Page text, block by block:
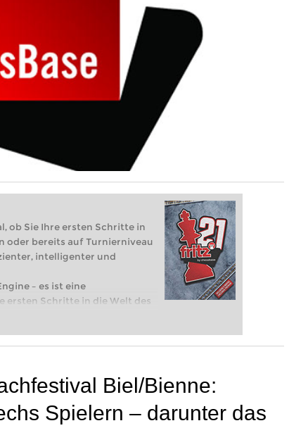
ob Sie Ihre ersten Schritte in
oder bereits auf Turnierniveau
intelligenter und
– es ist eine
ersten Schritte in die Welt des
Turnierniveau spielen: Mit
Biel/Bienne:
Spielern – darunter das